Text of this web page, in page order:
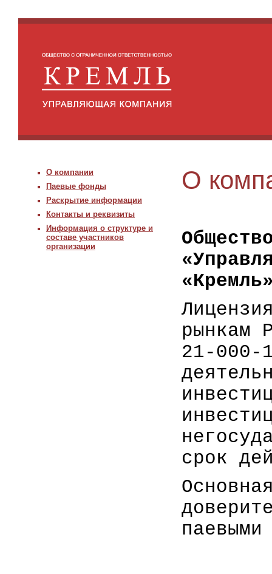
О компании
Паевые фонды
Раскрытие информации
Контакты и реквизиты
Информация о структуре и
составе участников
организации
О
рынкам
21-000-
срок